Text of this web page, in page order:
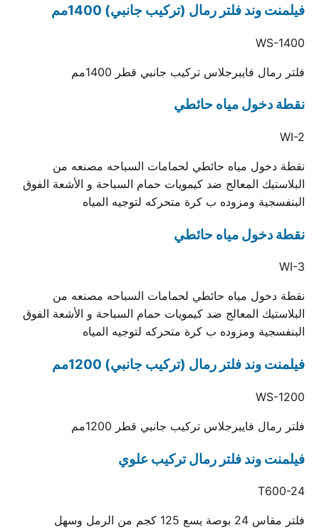
فيلمنت وند فلتر رمال (تركيب جانبي) 1400مم
WS-1400
فلتر رمال فايبرجلاس تركيب جانبي قطر 1400مم
نقطة دخول مياه حائطي
WI-2
نقطة دخول مياه حائطي لحمامات السباحه مصنعه من
البلاستيك المعالج ضد كيمويات حمام السباحة و الأشعة الفوق
البنفسجية ومزوده ب كرة متحركه لتوجيه المياه
نقطة دخول مياه حائطي
WI-3
نقطة دخول مياه حائطي لحمامات السباحه مصنعه من
البلاستيك المعالج ضد كيمويات حمام السباحة و الأشعة الفوق
البنفسجية ومزوده ب كرة متحركه لتوجيه المياه
فيلمنت وند فلتر رمال (تركيب جانبي) 1200مم
WS-1200
فلتر رمال فايبرجلاس تركيب جانبي قطر 1200مم
فيلمنت وند فلتر رمال تركيب علوي
T600-24
فلتر مقاس 24 بوصة يسع 125 كجم من الرمل وسهل